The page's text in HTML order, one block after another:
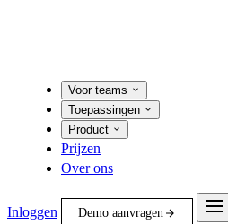
Voor teams
Toepassingen
Product
Prijzen
Over ons
Inloggen Demo aanvragen